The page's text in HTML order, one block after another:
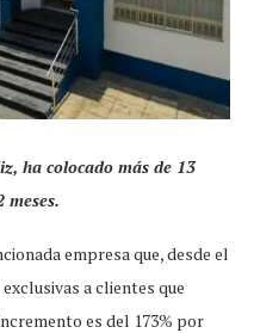
ha colocado más de 13
meses.
empresa que, desde el
a clientes que
es del 173% por